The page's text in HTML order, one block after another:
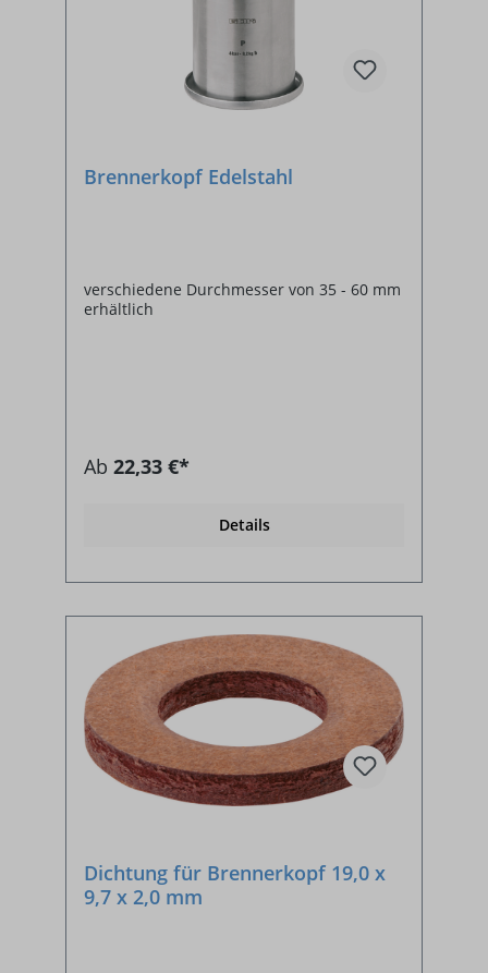
Brennerkopf Edelstahl
verschiedene Durchmesser von 35 - 60 mm
erhältlich
Ab 22,33 €*
Details
Dichtung für Brennerkopf 19,0 x
9,7 x 2,0 mm